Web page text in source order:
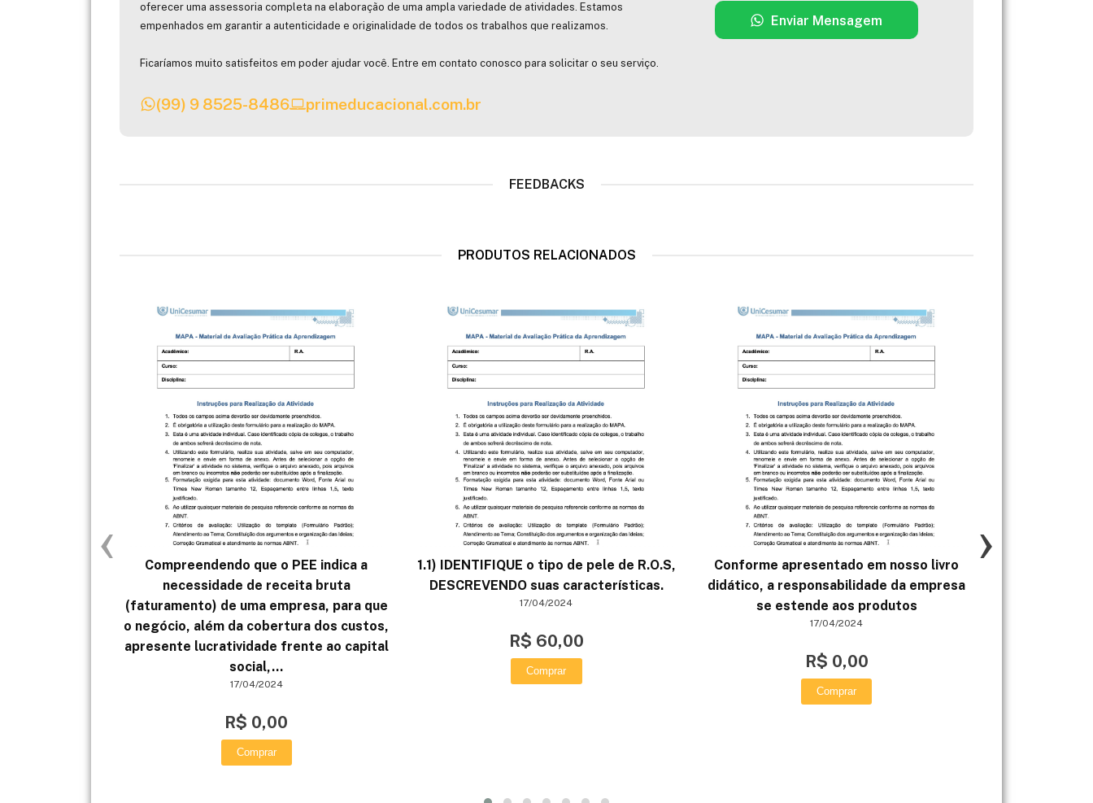
oferecer uma assessoria completa na elaboração de uma ampla variedade de atividades. Estamos
empenhados em garantir a autenticidade e originalidade de todos os trabalhos que realizamos.
Ficaríamos muito satisfeitos em poder ajudar você. Entre em contato conosco para solicitar o seu serviço.
(99) 9 8525-8486 primeducacional.com.br
Enviar Mensagem
FEEDBACKS
PRODUTOS RELACIONADOS
Compreendendo que o PEE indica a
necessidade de receita bruta
(faturamento) de uma empresa, para que
o negócio, além da cobertura dos custos,
apresente lucratividade frente ao capital
social,...
17/04/2024
R$ 0,00
Comprar
1.1) IDENTIFIQUE o tipo de pele de R.O.S,
DESCREVENDO suas características.​
17/04/2024
R$ 60,00
Comprar
Conforme apresentado em nosso livro
didático, a responsabilidade da empresa
se estende aos produtos
17/04/2024
R$ 0,00
Comprar
‹ ›